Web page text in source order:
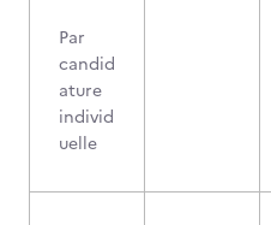
Par
candid
ature
individ
uelle